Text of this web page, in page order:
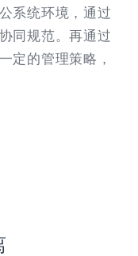
系统环境，通过
同规范。再通过
定的管理策略，